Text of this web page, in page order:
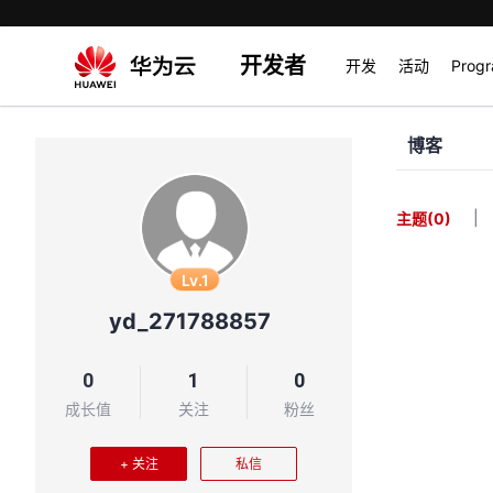
开发者 开发 活动
Lv.1
yd_271788857
0
成长值
1
关注
0
粉丝
+ 关注 私信
博客
主题(0)